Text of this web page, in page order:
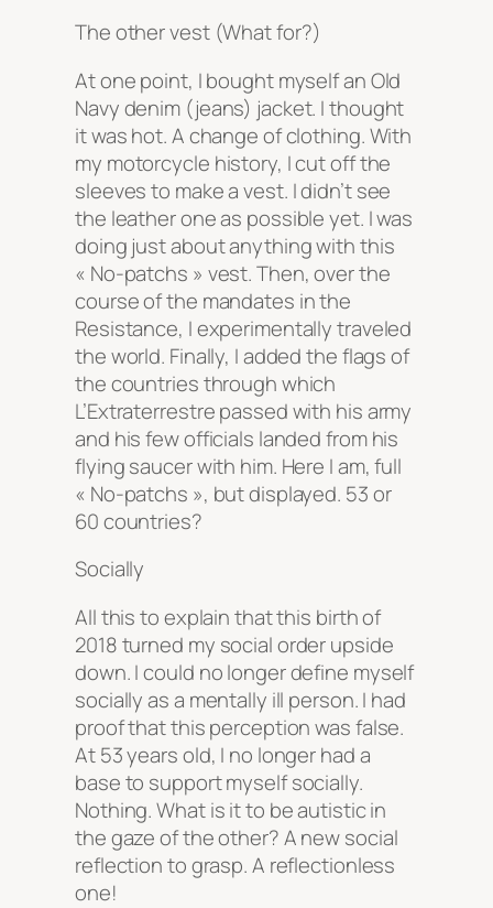
The other vest(What for?)
At one point, I bought myself an Old
Navy denim (jeans) jacket. I thought
it was hot. A change of clothing. With
my motorcycle history, I cut off the
sleeves to make a vest. I didn’t see
the leather one as possible yet. I was
doing just about anything with this
« No-patchs » vest. Then, over the
course of the mandates in the
Resistance, I experimentally traveled
the world. Finally, I added the flags of
the countries through which
L’Extraterrestre passed with his army
and his few officials landed from his
flying saucer with him. Here I am, full
« No-patchs », but displayed. 53 or
60 countries?
Socially
All this to explain that this birth of
2018 turned my social order upside
down. I could no longer define myself
socially as a mentally ill person. I had
proof that this perception was false.
At 53 years old, I no longer had a
base to support myself socially.
Nothing. What is it to be autistic in
the gaze of the other? A new social
reflection to grasp. A reflectionless
one!